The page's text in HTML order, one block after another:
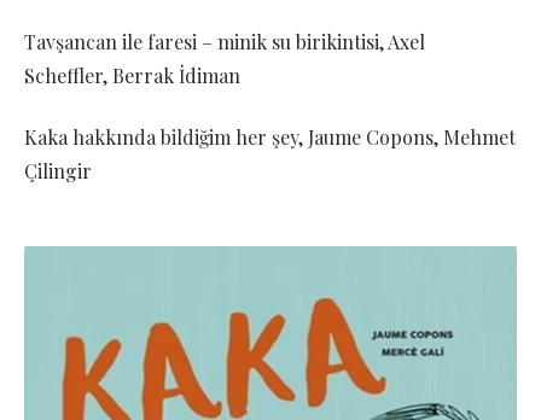
Tavşancan ile faresi – minik su birikintisi, Axel
Scheffler, Berrak İdiman
Kaka hakkında bildiğim her şey, Jaume Copons, Mehmet
Çilingir